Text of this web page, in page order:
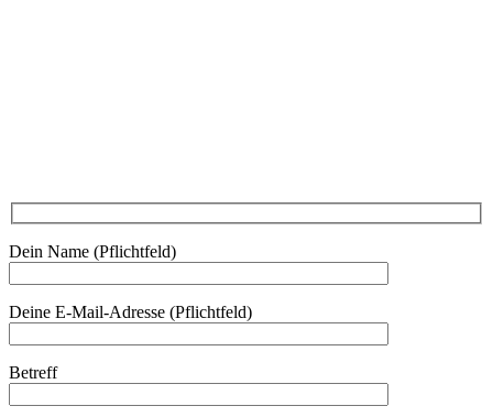
Dein Name (Pflichtfeld)
Deine E-Mail-Adresse (Pflichtfeld)
Betreff